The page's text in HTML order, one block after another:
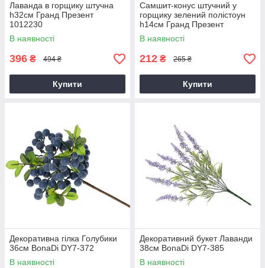
Лаванда в горщику штучна
h32см Гранд Презент
1012230
В наявності
396 ₴ 494 ₴
Купити
Самшит-конус штучний у
горщику зелений полістоун
h14см Гранд Презент
3331200-1 конус
В наявності
212 ₴ 265 ₴
Купити
Декоративна гілка Голубики
36см BonaDi DY7-372
В наявності
Декоративний букет Лаванди
38см BonaDi DY7-385
В наявності